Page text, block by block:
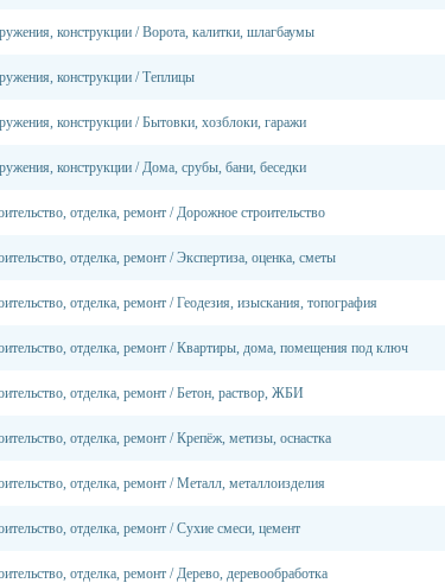
конструкции /Ворота, калитки, шлагбаумы
конструкции /Теплицы
конструкции /Бытовки, хозблоки, гаражи
конструкции /Дома, срубы, бани, беседки
отделка, ремонт /Дорожное строительство
отделка, ремонт /Экспертиза, оценка, сметы
отделка, ремонт /Геодезия, изыскания, топография
отделка, ремонт /Квартиры, дома, помещения под ключ
отделка, ремонт /Бетон, раствор, ЖБИ
отделка, ремонт /Крепёж, метизы, оснастка
отделка, ремонт /Металл, металлоизделия
отделка, ремонт /Сухие смеси, цемент
отделка, ремонт /Дерево, деревообработка